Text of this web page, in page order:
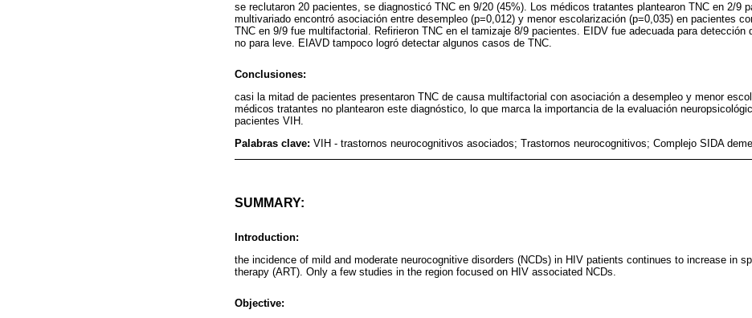
se reclutaron 20 pacientes, se diagnosticó TNC en 9/20 (45%). Los médicos tratantes plantearon TNC en 2/9
multivariado encontró asociación entre desempleo (p=0,012) y menor escolarización (p=0,035) en pacientes
TNC en 9/9 fue multifactorial. Refirieron TNC en el tamizaje 8/9 pacientes. EIDV fue adecuada para detección
no para leve. EIAVD tampoco logró detectar algunos casos de TNC.
Conclusiones:
casi la mitad de pacientes presentaron TNC de causa multifactorial con asociación a desempleo y menor
médicos tratantes no plantearon este diagnóstico, lo que marca la importancia de la evaluación
pacientes VIH.
Palabras clave: VIH - trastornos neurocognitivos asociados; Trastornos neurocognitivos; Complejo SIDA
SUMMARY:
Introduction:
the incidence of mild and moderate neurocognitive disorders (NCDs) in HIV patients continues to increase in
therapy (ART). Only a few studies in the region focused on HIV associated NCDs.
Objective: